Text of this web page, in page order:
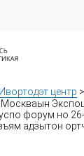
Ивортодэт центр >
Москваын
форум но
адӟытон